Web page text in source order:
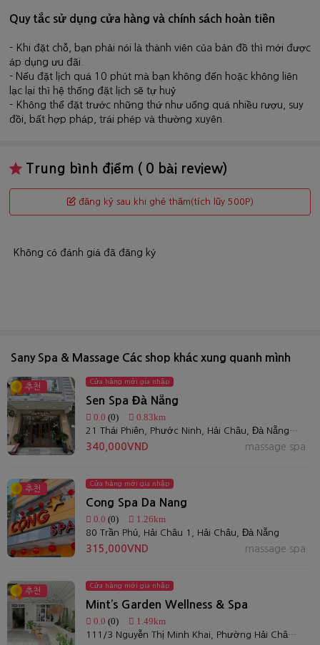
Quy tắc sử dụng cửa hàng và chính sách hoàn tiền
- Khi đặt chỗ, bạn phải nói là thành viên của bản đồ thì mới được
áp dụng ưu đãi.
- Nếu đặt lịch quá 10 phút mà bạn không đến hoặc không liên
lạc lại thì hệ thống đặt lịch sẽ tự huỷ
- Không thể đặt trước những thứ như uống quá nhiều rượu, suy
đồi, bất hợp pháp, trái phép và thường xuyên.
Sany Spa & Massage Các shop khác xung quanh mình
추천
Cửa hàng mới gia nhập
Sen Spa Đà Nẵng
0.0 (0) 0.83km
21 Thái Phiên, Phước Ninh, Hải Châu, Đà Nẵng, Việt Nam
massage spa
340,000VND
추천
Cửa hàng mới gia nhập
Cong Spa Da Nang
0.0 (0) 1.26km
80 Trần Phú, Hải Châu 1, Hải Châu, Đà Nẵng
massage spa
315,000VND
추천
Cửa hàng mới gia nhập
Mint’s Garden Wellness & Spa
0.0 (0) 1.49km
111/3 Nguyễn Thị Minh Khai, Phường Hải Châu 1, Đà Nẵng